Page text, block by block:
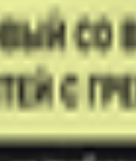
вещества. Суп
с хрустящими
глютен), масло
ароматизаторы,
молоко, сельдерей.